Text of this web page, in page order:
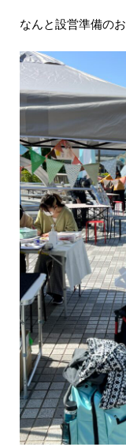
なんと設営準備の